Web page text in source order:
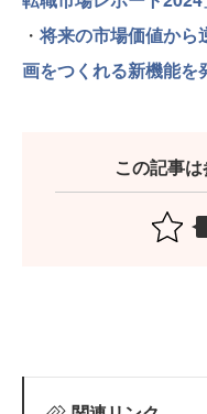
・将来の市場価値から
画をつくれる新機能
この記事